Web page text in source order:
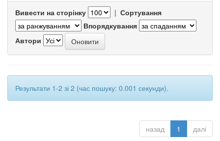
Вивести на сторінку | Сортування
Впорядкування
Автори
Результати 1-2 зі 2 (час пошуку: 0.001 секунди).
назад 1 далі